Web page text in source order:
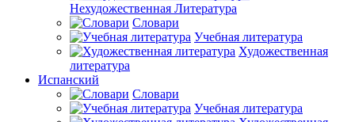
Нехудожественная Литература
Словари
Учебная литература
Художественная
литература
Испанский
Словари
Учебная литература